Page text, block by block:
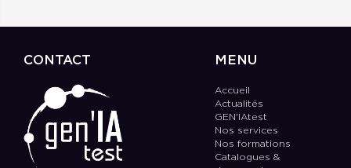
CONTACT MENU
Accueil
Actualités
GEN'IAtest
Nos services
Nos formations
Catalogues &